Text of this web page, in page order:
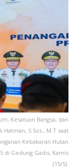
Kesatuan Bangsa, dan
S.Sos., M.T saat
Kebakaran Hutan
di Gedung Gadis, Kamis
(15/5).